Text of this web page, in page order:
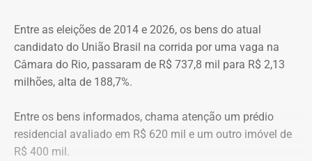
Entre as eleições de 2014 e 2026, os bens do atual
candidato do União Brasil na corrida por uma vaga na
Câmara do Rio, passaram de R$ 737,8 mil para R$ 2,13
milhões, alta de 188,7%.
Entre os bens informados, chama atenção um prédio
residencial avaliado em R$ 620 mil e um outro imóvel de
R$ 400 mil.